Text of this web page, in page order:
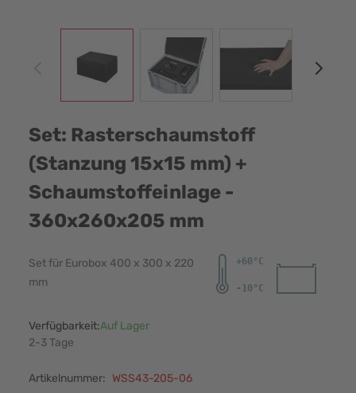
View larger imageView larger image View larger image
Set: Rasterschaumstoff
(Stanzung 15x15 mm) +
Schaumstoffeinlage -
360x260x205 mm
Set für Eurobox 400 x 300 x 220
mm
Verfügbarkeit:Auf Lager
2-3 Tage
Artikelnummer: WSS43-205-06